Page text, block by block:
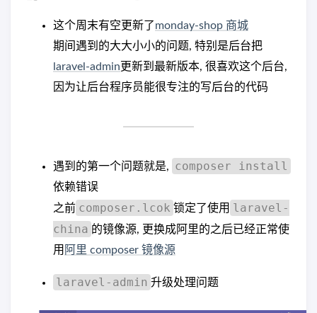
这个周末有空更新了monday-shop 商城
期间遇到的大大小小的问题, 特别是后台把
laravel-admin更新到最新版本, 很喜欢这个后台,
因为让后台程序员能很专注的写后台的代码
遇到的第一个问题就是, composer install
依赖错误
之前 composer.lcok 锁定了使用 laravel-
china 的镜像源, 更换成阿里的之后已经正常使
用 阿里 composer 镜像源
laravel-admin 升级处理问题